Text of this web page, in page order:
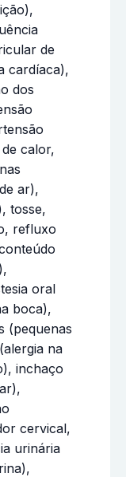
de
cardíaca),
dos
calor,
ar),
tosse,
refluxo
oral
boca),
(pequenas
na
inchaço
cervical,
urinária